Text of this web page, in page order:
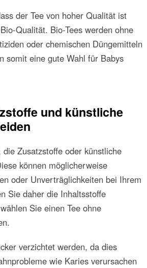
der Tee von hoher Qualität ist
Qualität. Bio-Tees werden ohne
oder chemischen Düngemitteln
somit eine gute Wahl für Babys
und künstliche
die Zusatzstoffe oder künstliche
können möglicherweise
oder Unverträglichkeiten bei Ihrem
Sie daher die Inhaltsstoffe
Sie einen Tee ohne
verzichtet werden, da dies
wie Karies verursachen